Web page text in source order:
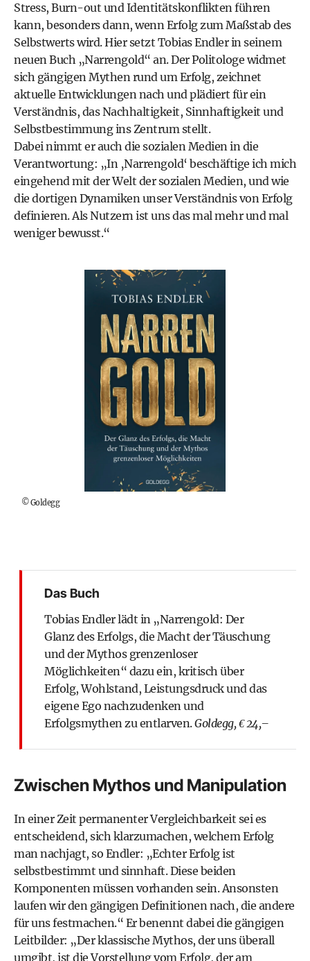
Stress, Burn-out und Identitätskonflikten führen
kann, besonders dann, wenn Erfolg zum Maßstab des
Selbstwerts wird. Hier setzt Tobias Endler in seinem
neuen Buch „Narrengold“ an. Der Politologe widmet
sich gängigen Mythen rund um Erfolg, zeichnet
aktuelle Entwicklungen nach und plädiert für ein
Verständnis, das Nachhaltigkeit, Sinnhaftigkeit und
Selbstbestimmung ins Zentrum stellt.
Dabei nimmt er auch die sozialen Medien in die
Verantwortung: „In ‚Narrengold‘ beschäftige ich mich
eingehend mit der Welt der sozialen Medien, und wie
die dortigen Dynamiken unser Verständnis von Erfolg
definieren. Als Nutzern ist uns das mal mehr und mal
weniger bewusst.“
©Goldegg
Das Buch
Tobias Endler lädt in „Narrengold: Der
Glanz des Erfolgs, die Macht der Täuschung
und der Mythos grenzenloser
Möglichkeiten“ dazu ein, kritisch über
Erfolg, Wohlstand, Leistungsdruck und das
eigene Ego nachzudenken und
Erfolgsmythen zu entlarven.Goldegg, € 24,–
Zwischen Mythos und Manipulation
In einer Zeit permanenter Vergleichbarkeit sei es
entscheidend, sich klarzumachen, welchem Erfolg
man nachjagt, so Endler: „Echter Erfolg ist
selbstbestimmt und sinnhaft. Diese beiden
Komponenten müssen vorhanden sein. Ansonsten
laufen wir den gängigen Definitionen nach, die andere
für uns festmachen.“ Er benennt dabei die gängigen
Leitbilder: „Der klassische Mythos, der uns überall
umgibt, ist die Vorstellung vom Erfolg, der am